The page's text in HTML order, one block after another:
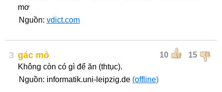
mơ
Nguồn: vdict.com
3 10 15
gác mỏ
Không còn có gì để ăn (thtục).
Nguồn: informatik.uni-leipzig.de (offline)